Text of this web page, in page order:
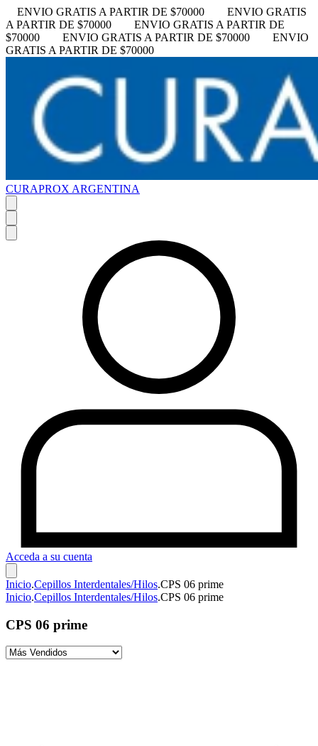
ENVIO GRATIS A PARTIR DE $70000
ENVIO GRATIS
A PARTIR DE $70000
ENVIO GRATIS A PARTIR DE
$70000
ENVIO GRATIS A PARTIR DE $70000
ENVIO
GRATIS A PARTIR DE $70000
CURAPROX ARGENTINA
Acceda a su cuenta
Inicio.Cepillos Interdentales/Hilos.CPS 06 prime
Inicio.Cepillos Interdentales/Hilos.CPS 06 prime
CPS 06 prime